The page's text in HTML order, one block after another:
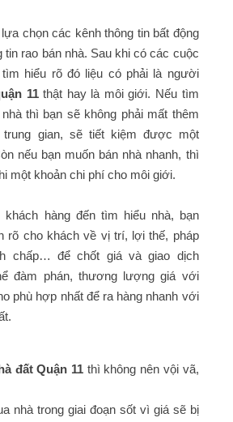
chọn các kênh thông tin bất động
tin rao bán nhà. Sau khi có các cuộc
hiểu rõ đó liệu có phải là người
11thật hay là môi giới. Nếu tìm
thì bạn sẽ không phải mất thêm
gian, sẽ tiết kiệm được một
nếu bạn muốn bán nhà nhanh, thì
một khoản chi phí cho môi giới.
khách hàng đến tìm hiểu nhà, bạn
rõ cho khách về vị trí, lợi thế, pháp
chấp… để chốt giá và giao dịch
đàm phán, thương lượng giá với
phù hợp nhất để ra hàng nhanh với
đất Quận 11 thì không nên vội vã,
nhà trong giai đoạn sốt vì giá sẽ bị